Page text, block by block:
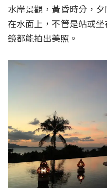
水岸景觀，黃昏時分，
在水面上，不管是站或
鏡都能拍出美照。